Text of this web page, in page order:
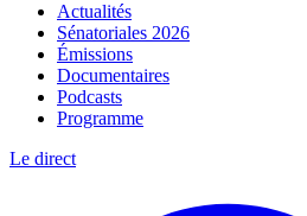
Actualités
Sénatoriales 2026
Émissions
Documentaires
Podcasts
Programme
Le direct